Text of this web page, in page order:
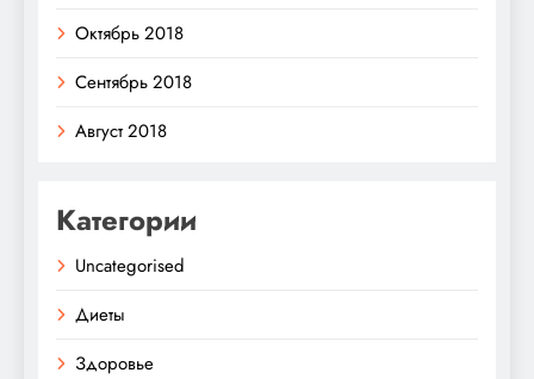
Октябрь 2018
Сентябрь 2018
Август 2018
Категории
Uncategorised
Диеты
Здоровье